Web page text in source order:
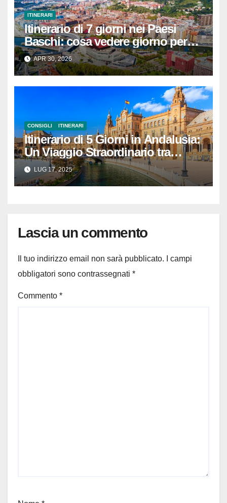
ITINERARI
Itinerario di 7 giorni nei Paesi
Baschi: cosa vedere giorno per
giorno
APR 30, 2026
CONSIGLI ITINERARI
Itinerario di 5 Giorni in Andalusia:
Un Viaggio Straordinario tra
Siviglia, Cordova e Granada
LUG 17, 2025
Lascia un commento
Il tuo indirizzo email non sarà pubblicato.
I campi
obbligatori sono contrassegnati *
Commento *